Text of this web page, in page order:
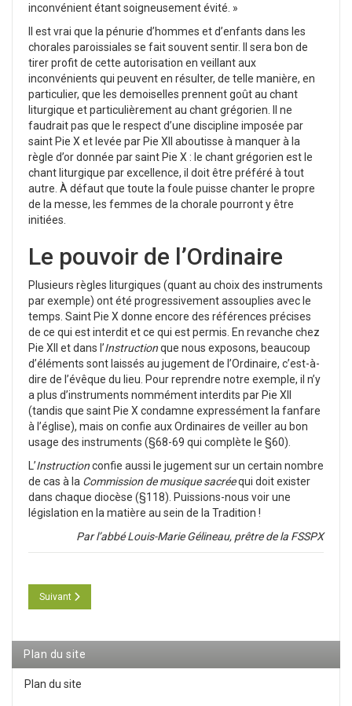
inconvénient étant soigneusement évité. »
Il est vrai que la pénurie d’hommes et d’enfants dans les
chorales paroissiales se fait souvent sentir. Il sera bon de
tirer profit de cette autorisation en veillant aux
inconvénients qui peuvent en résulter, de telle manière, en
particulier, que les demoiselles prennent goût au chant
liturgique et particulièrement au chant grégorien. Il ne
faudrait pas que le respect d’une discipline imposée par
saint Pie X et levée par Pie XII aboutisse à manquer à la
règle d’or donnée par saint Pie X : le chant grégorien est le
chant liturgique par excellence, il doit être préféré à tout
autre. À défaut que toute la foule puisse chanter le propre
de la messe, les femmes de la chorale pourront y être
initiées.
Le pouvoir de l’Ordinaire
Plusieurs règles liturgiques (quant au choix des instruments
par exemple) ont été progressivement assouplies avec le
temps. Saint Pie X donne encore des références précises
de ce qui est interdit et ce qui est permis. En revanche chez
Pie XII et dans l’Instructionque nous exposons, beaucoup
d’éléments sont laissés au jugement de l’Ordinaire, c’est-à-
dire de l’évêque du lieu. Pour reprendre notre exemple, il n’y
a plus d’instruments nommément interdits par Pie XII
(tandis que saint Pie X condamne expressément la fanfare
à l’église), mais on confie aux Ordinaires de veiller au bon
usage des instruments (§68-69 qui complète le §60).
L’Instructionconfie aussi le jugement sur un certain nombre
de cas à la Commission de musique sacréequi doit exister
dans chaque diocèse (§118). Puissions-nous voir une
législation en la matière au sein de la Tradition !
Par l’abbé Louis-Marie Gélineau, prêtre de la FSSPX
Article suivant : Définition de la musique liturgique d’après le magistère
Suivant
Plan du site
Plan du site